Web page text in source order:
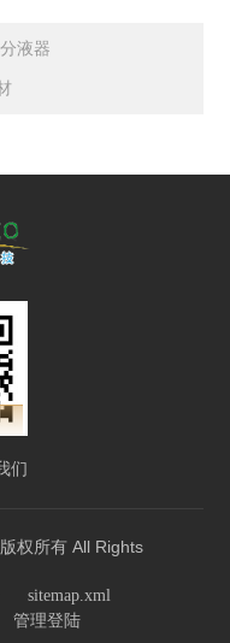
液器
们
权所有 All Rights
sitemap.xml
管理登陆